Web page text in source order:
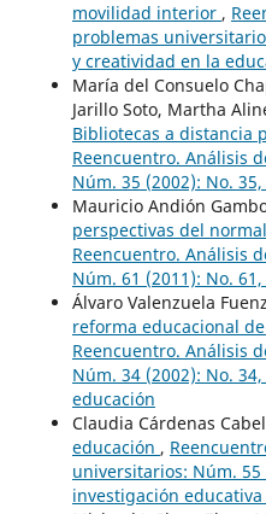
movilidad interior ,
problemas
y creatividad en la
María del Consuelo
Jarillo Soto, Martha
Bibliotecas a distancia
Reencuentro. Análisis
Núm. 35 (2002): No.
Mauricio Andión
perspectivas del
Reencuentro. Análisis
Núm. 61 (2011): No.
Álvaro Valenzuela
reforma educacional de
Reencuentro. Análisis
Núm. 34 (2002): No.
educación
Claudia Cárdenas
educación ,
universitarios: Núm. 55
investigación educativa